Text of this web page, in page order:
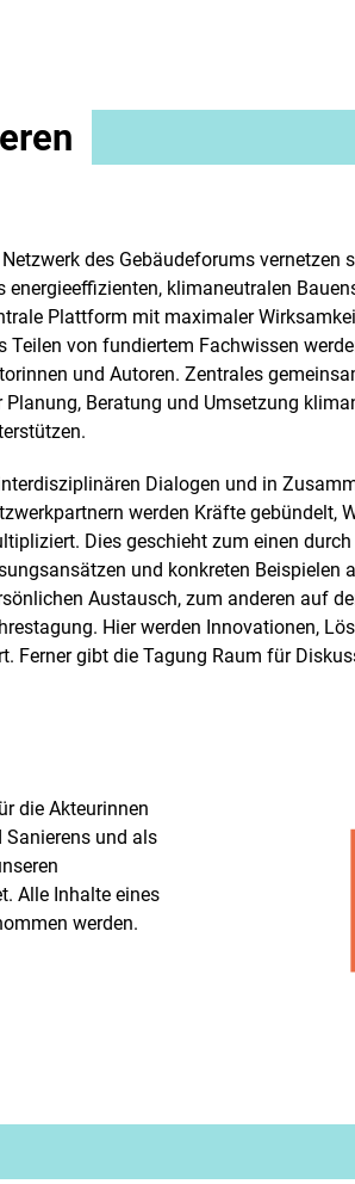
Netzwerk des Gebäudeforums vernetzen
energieeffizienten, klimaneutralen
Plattform mit maximaler
Teilen von fundiertem Fachwissen
und Autoren. Zentrales
Planung, Beratung und Umsetzung
Dialogen und in
werden Kräfte gebündelt,
Dies geschieht zum einen
und konkreten Beispielen
Austausch, zum anderen auf
Hier werden Innovationen,
Ferner gibt die Tagung Raum für
die Akteurinnen
Sanierens und als
Alle Inhalte eines
werden.